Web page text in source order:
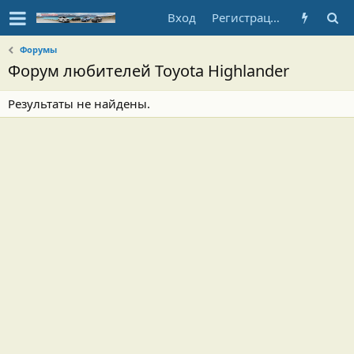
Вход Регистрация
Форумы
Форум любителей Toyota Highlander
Результаты не найдены.